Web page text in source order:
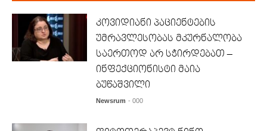
კოვიდიანი პაციენტების
უმრავლესობას მკურნალობა
საერთოდ არ სჭირდებათ –
ინფექციონისტი მაია
ბუწაშვილი
Newsrum - 000